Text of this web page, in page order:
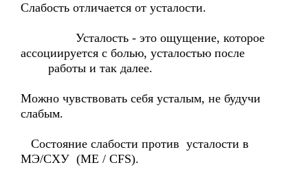
Слабость отличается от усталости.
Усталость - это ощущение, которое
ассоциируется с болью, усталостью после
работы и так далее.
Можно чувствовать себя усталым, не будучи
слабым.
Состояние слабости против усталости в
МЭ/СХУ (ME / CFS).